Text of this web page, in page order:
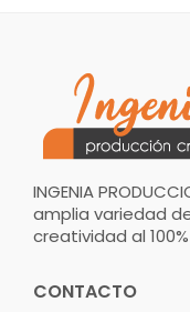
INGENIA
amplia variedad
creatividad al 100%
CONTACTO